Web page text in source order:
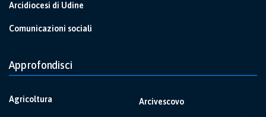
Arcidiocesi di Udine
Comunicazioni sociali
Approfondisci
Agricoltura Arcivescovo